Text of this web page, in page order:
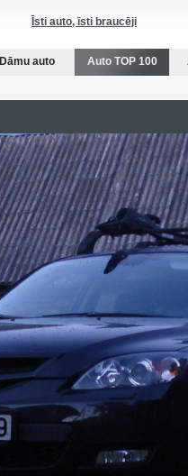
Īsti auto, īsti braucēji
Dāmu auto Auto TOP 100